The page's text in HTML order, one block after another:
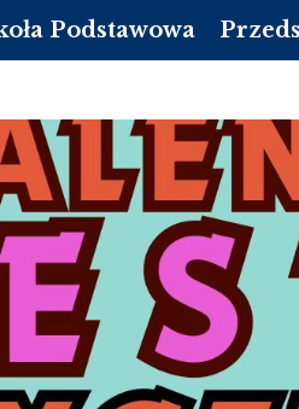
DO 1 KLASY LICEUM
DO 2 KLASY LICEUM
DO 3 KLASY LICEUM
DO 4 KLASY LICEUM
Podstawowa
SZKOŁA
SPECJALNY/ LOGOPEDA
OPŁATY